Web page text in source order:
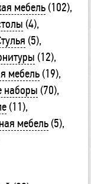
мебель(102)
(4)
(5)
(12)
мебель(19)
наборы (70)
(11)
мебель(5)